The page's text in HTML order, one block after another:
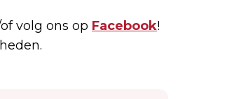
volg ons op Facebook!